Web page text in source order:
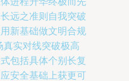
远之准则自我突破
新基础做文明合规
实对线突破极高
包括具体个别长复
安全基础上获更可